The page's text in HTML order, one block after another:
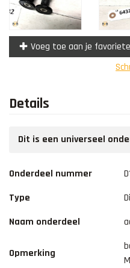
Voeg toe aan je
Details
Dit is een universeel
Onderdeel nummer
Type
Naam onderdeel
Opmerking